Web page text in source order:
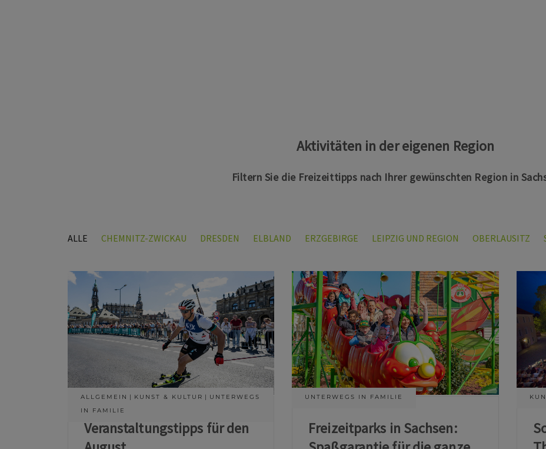
Aktivitäten in der eigenen Region
Filtern Sie die Freizeittipps nach Ihrer gewünschten Region in
ALLE CHEMNITZ-ZWICKAU DRESDEN ELBLAND ERZGEBIRGE LEIPZIG UND REGION OBERLAUSITZ
ALLGEMEIN KUNST & KULTUR
UNTERWEGS
IN FAMILIE
Veranstaltungstipps für den
UNTERWEGS IN FAMILIE
Freizeitparks in Sachsen: